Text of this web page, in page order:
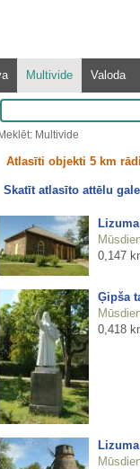
Multivide Valoda
Meklēt: Multivide
Atlasīti objekti 5 km
Skatīt atlasīto attēlu
0,147
Ģipša
0,418